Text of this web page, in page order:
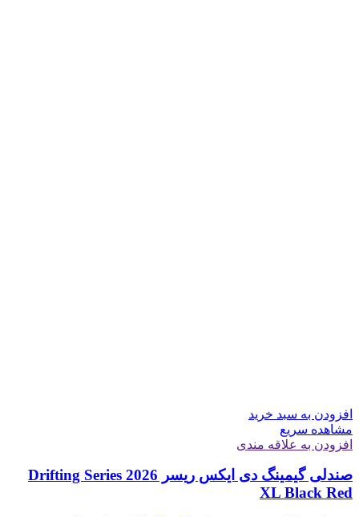
افزودن به سبد خرید
مشاهده سریع
افزودن به علاقه مندی
صندلی گیمینگ دی ایکس ریسر Drifting Series 2026
XL Black Red